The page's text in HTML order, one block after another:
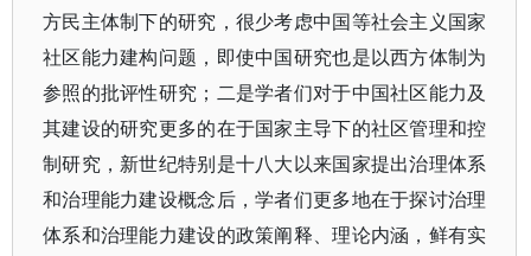
方民主体制下的研究，很少考虑中国等社会主义国家
社区能力建构问题，即使中国研究也是以西方体制为
参照的批评性研究；二是学者们对于中国社区能力及
其建设的研究更多的在于国家主导下的社区管理和控
制研究，新世纪特别是十八大以来国家提出治理体系
和治理能力建设概念后，学者们更多地在于探讨治理
体系和治理能力建设的政策阐释、理论内涵，鲜有实